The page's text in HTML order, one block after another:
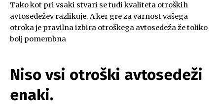
Tako kot pri vsaki stvari se tudi kvaliteta otroških
avtosedežev razlikuje. A ker gre za varnost vašega
otroka je pravilna izbira otroškega avtosedeža že toliko
bolj pomembna
Niso vsi otroški avtosedeži
enaki.